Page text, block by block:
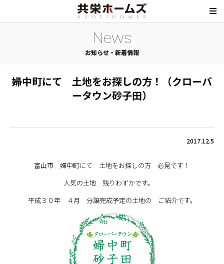
News
お知らせ・新着情報
婦中町にて 土地をお探しの方！（クローバ
ータウン砂子田）
2017.12.5
富山市 婦中町にて 土地をお探しの方 必見です！
人気の土地 残りわずかです。
平成３０年 ４月 分譲完成予定の土地の ご紹介です。